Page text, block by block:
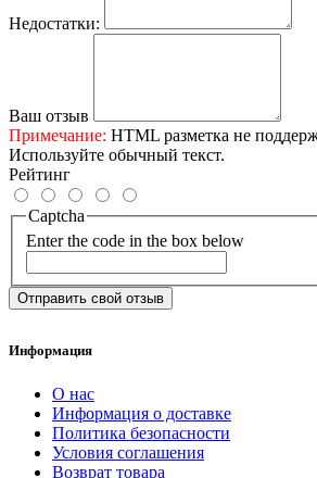
Недостатки:
Ваш отзыв
Примечание: HTML разметка не
Используйте обычный текст.
Рейтинг
Captcha
Enter the code in the box below
Отправить свой отзыв
Информация
О нас
Информация о доставке
Политика безопасности
Условия соглашения
Возврат товара